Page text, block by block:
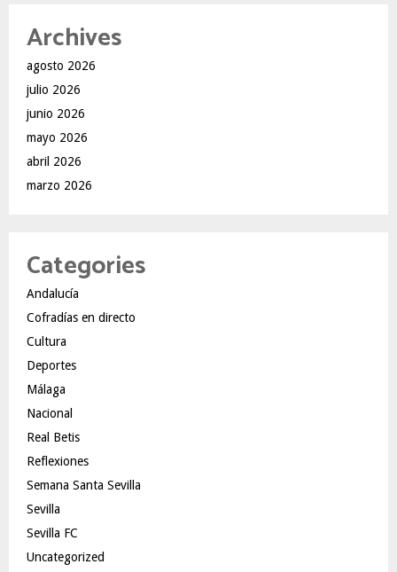
Archives
agosto 2026
julio 2026
junio 2026
mayo 2026
abril 2026
marzo 2026
Categories
Andalucía
Cofradías en directo
Cultura
Deportes
Málaga
Nacional
Real Betis
Reflexiones
Semana Santa Sevilla
Sevilla
Sevilla FC
Uncategorized